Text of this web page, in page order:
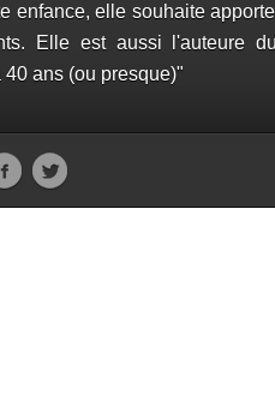
enfance, elle souhaite
Elle est aussi l'auteure
ans (ou presque)"